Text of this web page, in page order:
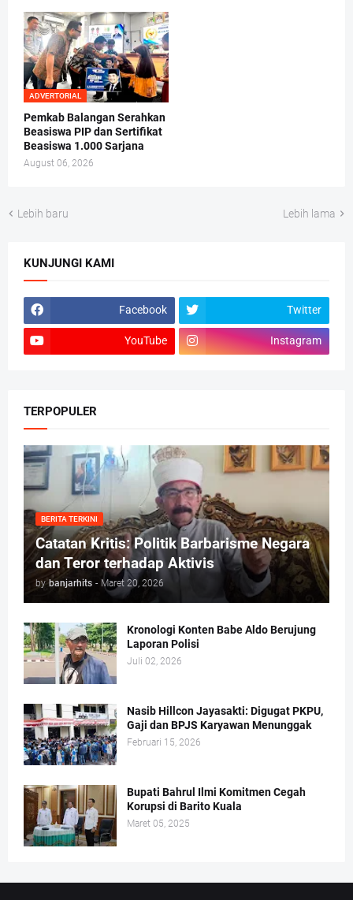
ADVERTORIAL
Pemkab Balangan Serahkan
Beasiswa PIP dan Sertifikat
Beasiswa 1.000 Sarjana
August 06, 2026
Lebih baru Lebih lama
KUNJUNGI KAMI
Facebook Twitter
YouTube Instagram
TERPOPULER
BERITA TERKINI
Catatan Kritis: Politik Barbarisme Negara
dan Teror terhadap Aktivis
by banjarhits - Maret 20, 2026
Kronologi Konten Babe Aldo Berujung
Laporan Polisi
Juli 02, 2026
Nasib Hillcon Jayasakti: Digugat PKPU,
Gaji dan BPJS Karyawan Menunggak
Februari 15, 2026
Bupati Bahrul Ilmi Komitmen Cegah
Korupsi di Barito Kuala
Maret 05, 2025